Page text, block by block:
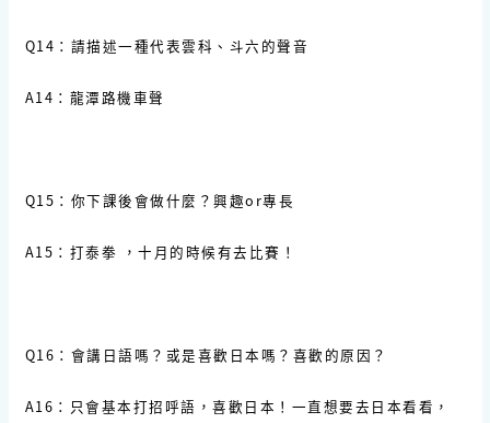
Q14：請描述一種代表雲科、斗六的聲音
A14：龍潭路機車聲
Q15：你下課後會做什麼？興趣or專長
A15：打泰拳 ，十月的時候有去比賽！
Q16：會講日語嗎？或是喜歡日本嗎？喜歡的原因？
A16：只會基本打招呼語，喜歡日本！一直想要去日本看看，